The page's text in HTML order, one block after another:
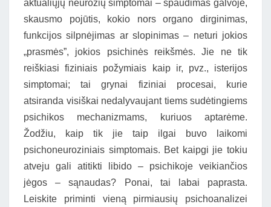
aktualiųjų neurozių simptomai – spaudimas galvoje,
skausmo pojūtis, kokio nors organo dirginimas,
funkcijos silpnėjimas ar slopinimas – neturi jokios
„prasmės”, jokios psichinės reikšmės. Jie ne tik
reiškiasi fiziniais požymiais kaip ir, pvz., isterijos
simptomai; tai grynai fiziniai procesai, kurie
atsiranda visiškai nedalyvaujant tiems sudėtingiems
psichikos mechanizmams, kuriuos aptarėme.
Žodžiu, kaip tik jie taip ilgai buvo laikomi
psichoneuroziniais simptomais. Bet kaipgi jie tokiu
atveju gali atitikti libido – psichikoje veikiančios
jėgos – sąnaudas? Ponai, tai labai paprasta.
Leiskite priminti vieną pirmiausių psichoanalizei